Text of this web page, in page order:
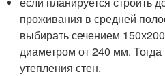
проживания в средней
выбирать сечением
диаметром от 240 мм.
утепления стен.